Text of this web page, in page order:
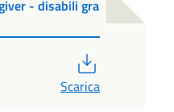
- disabili gra
Scarica